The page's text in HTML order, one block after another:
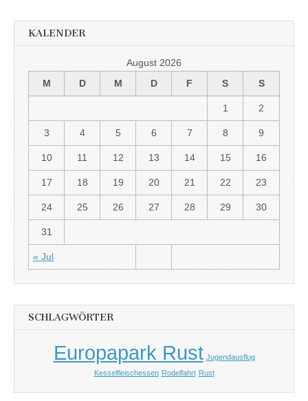
KALENDER
August 2026
M
D M D F S S
« Jul
1 2
3 4 5 6 7 8 9
10 11 12 13 14 15 16
17 18 19 20 21 22 23
24 25 26 27 28 29 30
31
SCHLAGWÖRTER
Europapark Rust Jugendausflug
Kesselfleischessen Rodelfahrt Rust